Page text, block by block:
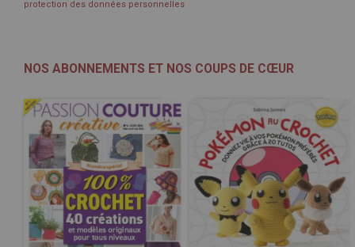
protection des données personnelles
NOS ABONNEMENTS ET NOS COUPS DE CŒUR